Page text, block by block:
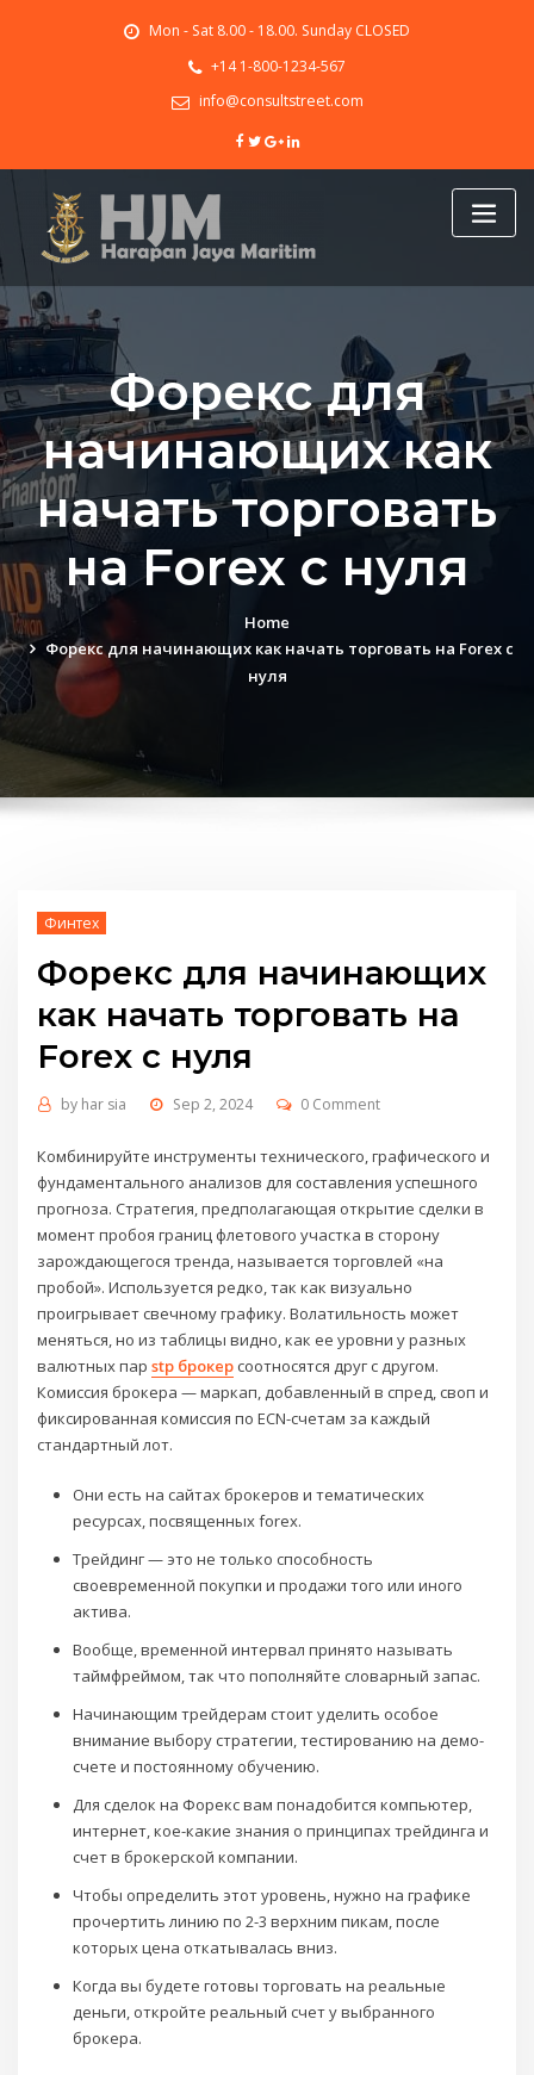
Mon - Sat 8.00 - 18.00. Sunday CLOSED
+14 1-800-1234-567
info@consultstreet.com
Форекс для
начинающих как
начать торговать
на Forex с нуля
Home
Форекс для начинающих как начать торговать на Forex с
нуля
Финтех
Форекс для начинающих
как начать торговать на
Forex с нуля
by har sia Sep 2, 2024 0 Comment
Комбинируйте инструменты технического, графического и
фундаментального анализов для составления успешного
прогноза. Стратегия, предполагающая открытие сделки в
момент пробоя границ флетового участка в сторону
зарождающегося тренда, называется торговлей «‎на
пробой»‎. Используется редко, так как визуально
проигрывает свечному графику. Волатильность может
меняться, но из таблицы видно, как ее уровни у разных
валютных парstp брокер соотносятся друг с другом.
Комиссия брокера — маркап, добавленный в спред, своп и
фиксированная комиссия по ECN-счетам за каждый
стандартный лот.
Они есть на сайтах брокеров и тематических
ресурсах, посвященных forex.
Трейдинг — это не только способность
своевременной покупки и продажи того или иного
актива.
Вообще, временной интервал принято называть
таймфреймом, так что пополняйте словарный запас.
Начинающим трейдерам стоит уделить особое
внимание выбору стратегии, тестированию на демо-
счете и постоянному обучению.
Для сделок на Форекс вам понадобится компьютер,
интернет, кое-какие знания о принципах трейдинга и
счет в брокерской компании.
Чтобы определить этот уровень, нужно на графике
прочертить линию по 2-3 верхним пикам, после
которых цена откатывалась вниз.
Когда вы будете готовы торговать на реальные
деньги, откройте реальный счет у выбранного
брокера.